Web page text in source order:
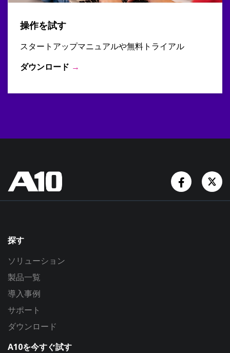
操作を試す
スタートアップマニュアルや無料トライアル
ダウンロード →
探す
ソリューション
製品一覧
導入事例
サポート
ダウンロード
A10を今すぐ試す